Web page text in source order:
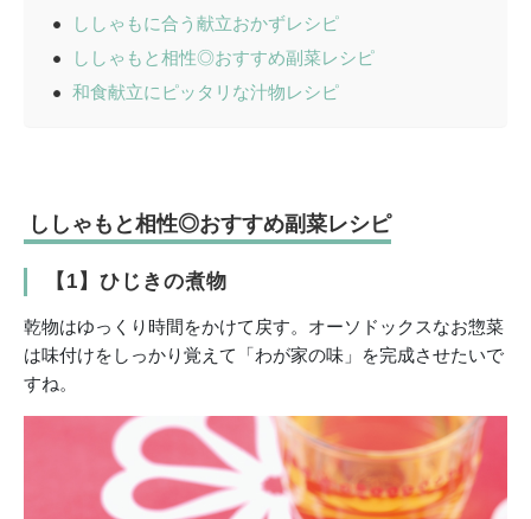
ししゃもに合う献立おかずレシピ
ししゃもと相性◎おすすめ副菜レシピ
和食献立にピッタリな汁物レシピ
ししゃもと相性◎おすすめ副菜レシピ
【1】ひじきの煮物
乾物はゆっくり時間をかけて戻す。オーソドックスなお惣菜
は味付けをしっかり覚えて「わが家の味」を完成させたいで
すね。